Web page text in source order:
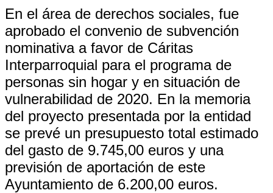
En el área de derechos sociales, fue
aprobado el convenio de subvención
nominativa a favor de Cáritas
Interparroquial para el programa de
personas sin hogar y en situación de
vulnerabilidad de 2020. En la memoria
del proyecto presentada por la entidad
se prevé un presupuesto total estimado
del gasto de 9.745,00 euros y una
previsión de aportación de este
Ayuntamiento de 6.200,00 euros.